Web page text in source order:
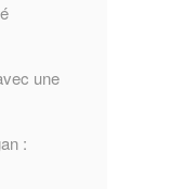
une
: